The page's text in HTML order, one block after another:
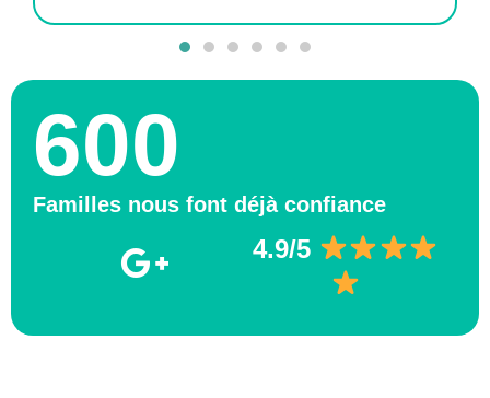
600
Familles nous font déjà confiance
4.9/5